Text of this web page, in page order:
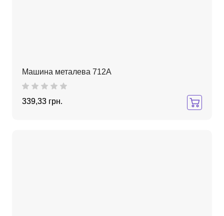
Машина металева 712A
339,33 грн.